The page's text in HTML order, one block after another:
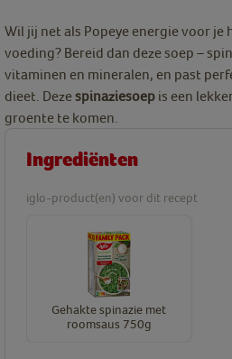
Wil jij net als Popeye energie voor je
voeding? Bereid dan deze soep –
vitaminen en mineralen, en past
dieet. Dezespinaziesoep is een
groente te komen.
Ingrediënten
iglo-product(en) voor dit recept
Gehakte spinazie met
roomsaus 750g